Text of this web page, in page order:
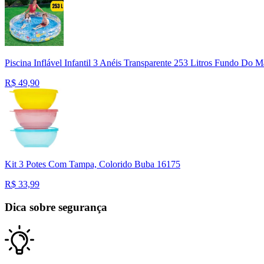
Piscina Inflável Infantil 3 Anéis Transparente 253 Litros Fundo Do
R$ 49,90
Kit 3 Potes Com Tampa, Colorido Buba 16175
R$ 33,99
Dica sobre segurança